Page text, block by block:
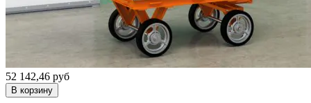
52 142,46 руб
В корзину